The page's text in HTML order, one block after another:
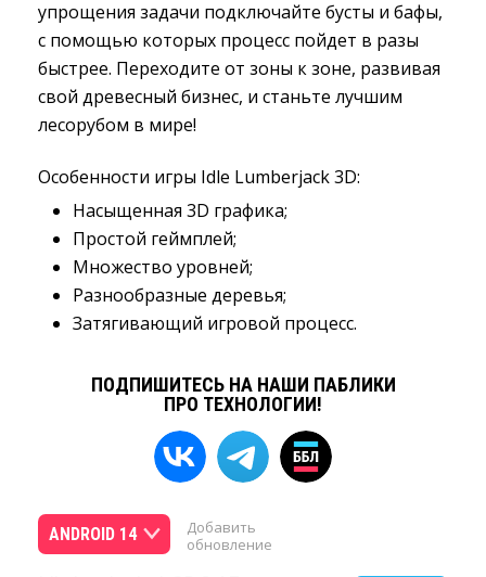
упрощения задачи подключайте бусты и бафы,
с помощью которых процесс пойдет в разы
быстрее. Переходите от зоны к зоне, развивая
свой древесный бизнес, и станьте лучшим
лесорубом в мире!
Особенности игры Idle Lumberjack 3D:
Насыщенная 3D графика;
Простой геймплей;
Множество уровней;
Разнообразные деревья;
Затягивающий игровой процесс.
ПОДПИШИТЕСЬ НА НАШИ ПАБЛИКИ
ПРО ТЕХНОЛОГИИ!
ANDROID 14
Добавить
обновление